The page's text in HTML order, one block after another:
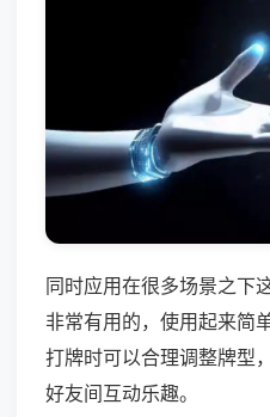
同时应用在很多场景之下
非常有用的，使用起来简
打牌时可以合理调整牌型
好友间互动乐趣。